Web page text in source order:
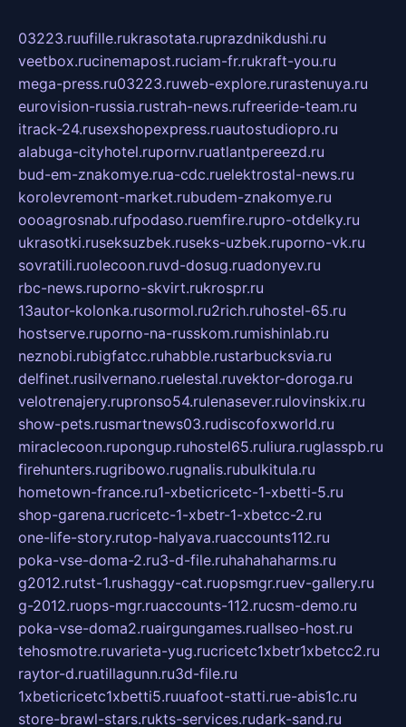
03223.ruufille.rukrasotata.ruprazdnikdushi.ru
veetbox.rucinemapost.ruciam-fr.rukraft-you.ru
mega-press.ru03223.ruweb-explore.rurastenuya.ru
eurovision-russia.rustrah-news.rufreeride-team.ru
itrack-24.rusexshopexpress.ruautostudiopro.ru
alabuga-cityhotel.rupornv.ruatlantpereezd.ru
bud-em-znakomye.rua-cdc.ruelektrostal-news.ru
korolevremont-market.rubudem-znakomye.ru
oooagrosnab.rufpodaso.ruemfire.rupro-otdelky.ru
ukrasotki.ruseksuzbek.ruseks-uzbek.ruporno-vk.ru
sovratili.ruolecoon.ruvd-dosug.ruadonyev.ru
rbc-news.ruporno-skvirt.rukrospr.ru
13autor-kolonka.rusormol.ru2rich.ruhostel-65.ru
hostserve.ruporno-na-russkom.rumishinlab.ru
neznobi.rubigfatcc.ruhabble.rustarbucksvia.ru
delfinet.rusilvernano.ruelestal.ruvektor-doroga.ru
velotrenajery.rupronso54.rulenasever.rulovinskix.ru
show-pets.rusmartnews03.rudiscofoxworld.ru
miraclecoon.rupongup.ruhostel65.ruliura.ruglasspb.ru
firehunters.rugribowo.rugnalis.rubulkitula.ru
hometown-france.ru1-xbeticricetc-1-xbetti-5.ru
shop-garena.rucricetc-1-xbetr-1-xbetcc-2.ru
one-life-story.rutop-halyava.ruaccounts112.ru
poka-vse-doma-2.ru3-d-file.ruhahahaharms.ru
g2012.rutst-1.rushaggy-cat.ruopsmgr.ruev-gallery.ru
g-2012.ruops-mgr.ruaccounts-112.rucsm-demo.ru
poka-vse-doma2.ruairgungames.ruallseo-host.ru
tehosmotre.ruvarieta-yug.rucricetc1xbetr1xbetcc2.ru
raytor-d.ruatillagunn.ru3d-file.ru
1xbeticricetc1xbetti5.ruuafoot-statti.rue-abis1c.ru
store-brawl-stars.rukts-services.rudark-sand.ru